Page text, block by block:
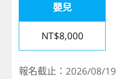
嬰兒
NT$8,000
報名截止：2026/08/19